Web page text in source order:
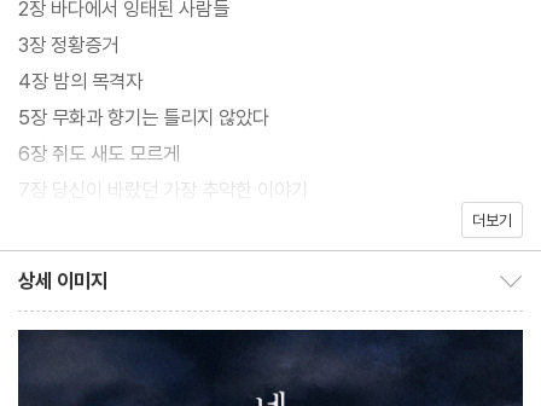
무원이라는 깊은 무력감에 빠진 어느 날, 다급한 전화를 받고 일상이
송두리째 흔들린다. 내용인즉, 치매에 걸린 아버지가 일면식 없는 할
머니를 상대로 끔찍한 성폭행을 저질렀다는 것. 하지만 의뭉스러운
주변인들을 통해 이내 단순 사건이 아님을 직감하고, 좁은 욕조 안에
서 벌어진 수십 년 전의 비밀과 맞닥뜨리며 충격에 휩싸인다.
류현재 작가는 『네 번째 여름』의 출간으로 다시 한번 사실적이고 세
밀한 자신의 세계관을 견고히 다졌다. 특히 이 작품은 비틀린 욕망과
감당하기 힘든 카타르시스를 선사한다.
2장 바다에서 잉태된 사람들
3장 정황증거
4장 밤의 목격자
5장 무화과 향기는 틀리지 않았다
6장 쥐도 새도 모르게
7장 당신이 바랐던 가장 추악한 이야기
10장 문어가 잠드는 곳
작가의 말
더보기
상세 이미지